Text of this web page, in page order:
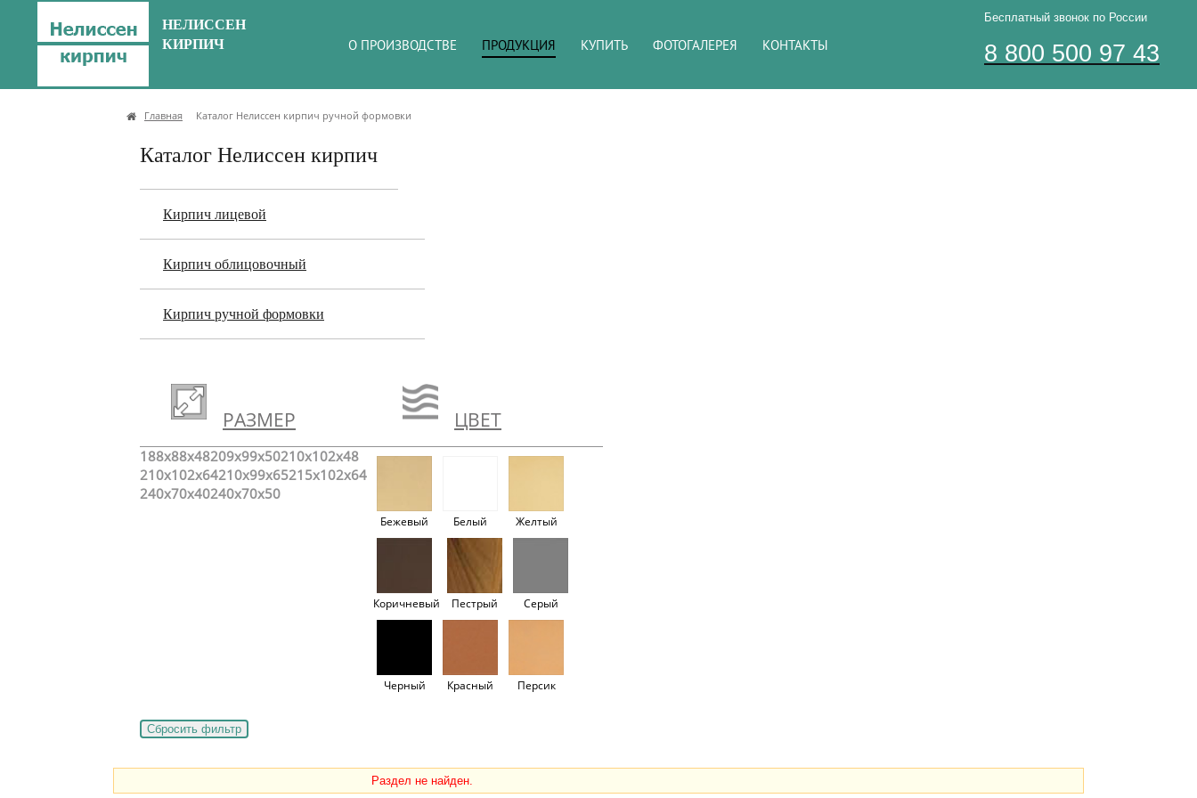
НЕЛИССЕН
КИРПИЧ
О ПРОИЗВОДСТВЕ ПРОДУКЦИЯ КУПИТЬ ФОТОГАЛЕРЕЯ КОНТАКТЫ
Бесплатный звонок по России
8 800 500 97 43
Главная Каталог Нелиссен кирпич ручной формовки
Каталог Нелиссен кирпич
Кирпич лицевой
Кирпич облицовочный
Кирпич ручной формовки
РАЗМЕР
188x88x48209x99x50210x102x48
210x102x64210x99x65215x102x64
240x70x40240x70x50
ЦВЕТ
Бежевый Белый Желтый
Коричневый Пестрый Серый
Черный Красный Персик
Раздел не найден.